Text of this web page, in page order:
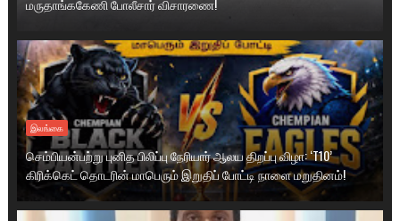
மருதாங்ககேணி போலீசார் விசாரணை!
இலங்கை
செம்பியன்பற்று புனித பிலிப்பு நேரியார் ஆலய திறப்பு விழா: ‘T10’
கிரிக்கெட் தொடரின் மாபெரும் இறுதிப் போட்டி நாளை மறுதினம்!